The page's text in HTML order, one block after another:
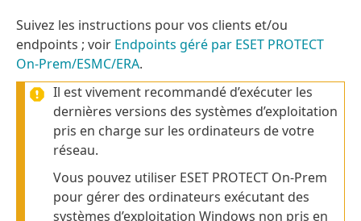
Suivez les instructions pour vos clients et/ou
endpoints ; voir Endpoints géré par ESET PROTECT
On-Prem/ESMC/ERA.
Il est vivement recommandé d’exécuter les
dernières versions des systèmes d’exploitation
pris en charge sur les ordinateurs de votre
réseau.
Vous pouvez utiliser ESET PROTECT On-Prem
pour gérer des ordinateurs exécutant des
systèmes d’exploitation Windows non pris en